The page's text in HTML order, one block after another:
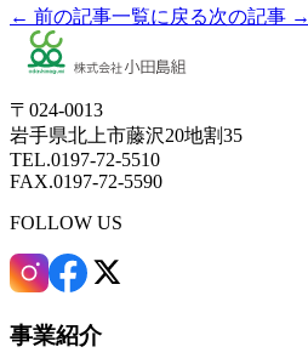
← 前の記事一覧に戻る次の記事 →
〒024-0013
岩手県北上市藤沢20地割35
TEL.0197-72-5510
FAX.0197-72-5590
FOLLOW US
事業紹介